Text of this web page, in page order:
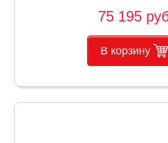
75 195
В корзину